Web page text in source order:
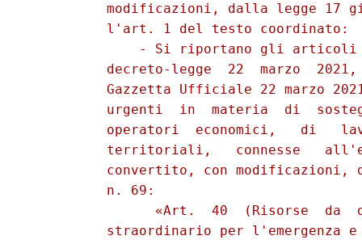
modificazioni, dalla legge 17
          l'art. 1 del testo coordinato:
- Si riportano gli
decreto-legge  22  marzo
Gazzetta Ufficiale 22 marzo
urgenti  in  materia  di
operatori  economici,   di
territoriali,   connesse
convertito, con modificazioni,
          n. 69:
«Art.  40  (Risorse  da
straordinario per l'emergenza